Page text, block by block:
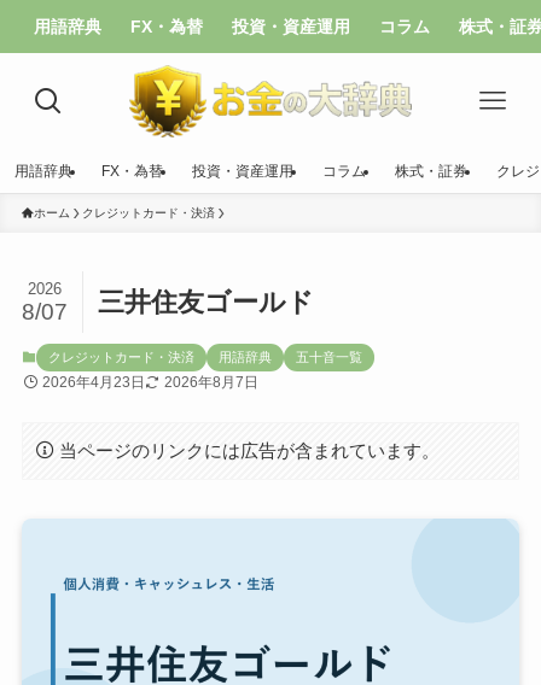
用語辞典 FX・為替 投資・資産運用 コラム 株式・証
用語辞典 FX・為替 投資・資産運用 コラム 株式・証券 クレ
ホーム クレジットカード・決済
三井住友ゴールド
2026
8/07
クレジットカード・決済 用語辞典 五十音一覧
2026年4月23日 2026年8月7日
当ページのリンクには広告が含まれています。